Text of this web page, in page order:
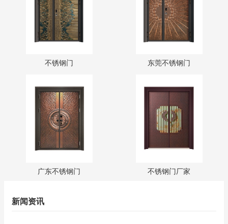
不锈钢门 东莞不锈钢门
广东不锈钢门 不锈钢门厂家
新闻资讯